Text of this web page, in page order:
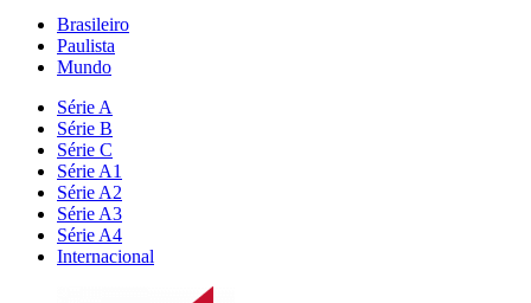
Brasileiro
Paulista
Mundo
Série A
Série B
Série C
Série A1
Série A2
Série A3
Série A4
Internacional